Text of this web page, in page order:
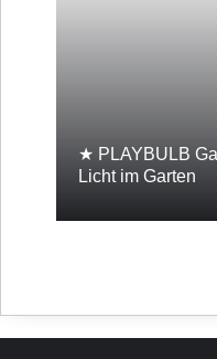
★ PLAYBULB
Licht im Garten